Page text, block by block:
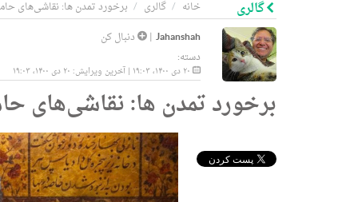
خانه گالری برخورد تمدن ها: نقاشی‌های گالری
Jahanshah
|
دنبال کن
دسته:
برخورد تمدن ها: نقاشی‌های